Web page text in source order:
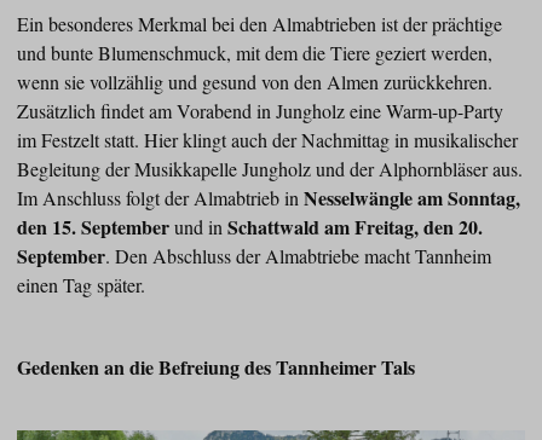
Ein besonderes Merkmal bei den Almabtrieben ist der prächtige
und bunte Blumenschmuck, mit dem die Tiere geziert werden,
wenn sie vollzählig und gesund von den Almen zurückkehren.
Zusätzlich findet am Vorabend in Jungholz eine Warm-up-Party
im Festzelt statt. Hier klingt auch der Nachmittag in musikalischer
Begleitung der Musikkapelle Jungholz und der Alphornbläser aus.
Im Anschluss folgt der Almabtrieb in Nesselwängle am Sonntag,
den 15. Septemberund in Schattwald amFreitag, den 20.
September. Den Abschluss der Almabtriebe macht Tannheim
einen Tag später.
Gedenken an die Befreiung des Tannheimer Tals